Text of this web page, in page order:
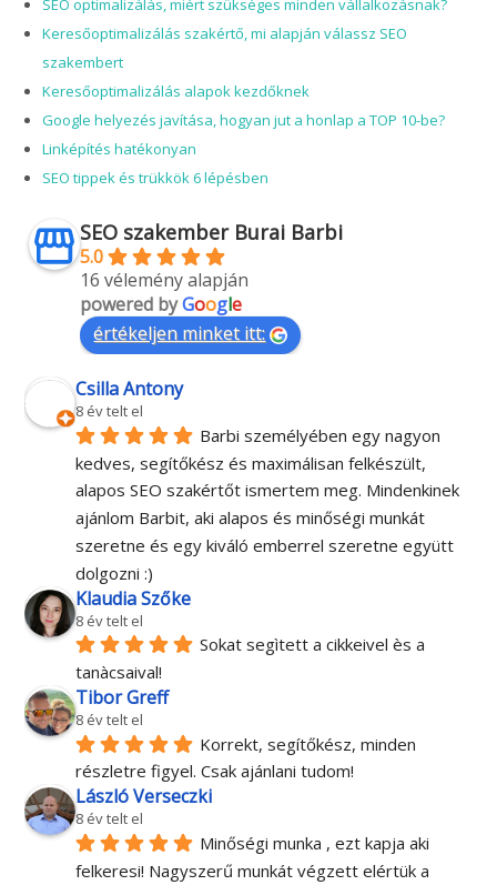
SEO optimalizálás, miért szükséges minden vállalkozásnak?
Keresőoptimalizálás szakértő, mi alapján válassz SEO
szakembert
Keresőoptimalizálás alapok kezdőknek
Google helyezés javítása, hogyan jut a honlap a TOP 10-be?
Linképítés hatékonyan
SEO tippek és trükkök 6 lépésben
SEO szakember Burai Barbi
5.0
16 vélemény alapján
powered byGoogle
értékeljen minket itt:
Csilla Antony
8 év telt el
Barbi személyében egy nagyon
kedves, segítőkész és maximálisan felkészült,
alapos SEO szakértőt ismertem meg. Mindenkinek
ajánlom Barbit, aki alapos és minőségi munkát
szeretne és egy kiváló emberrel szeretne együtt
dolgozni :)
Klaudia Szőke
8 év telt el
Sokat segìtett a cikkeivel ès a
tanàcsaival!
Tibor Greff
8 év telt el
Korrekt, segítőkész, minden
részletre figyel. Csak ajánlani tudom!
László Verseczki
8 év telt el
Minőségi munka , ezt kapja aki
felkeresi! Nagyszerű munkát végzett elértük a